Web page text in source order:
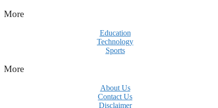
More
Education
Technology
Sports
More
About Us
Contact Us
Disclaimer